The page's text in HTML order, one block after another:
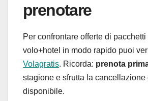
prenotare
Per confrontare offerte di
volo+hotel in modo rapido puoi
Volagratis. Ricorda: prenota
stagione e sfrutta la cancellazione
disponibile.